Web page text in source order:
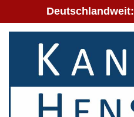
Deutschlandweit: